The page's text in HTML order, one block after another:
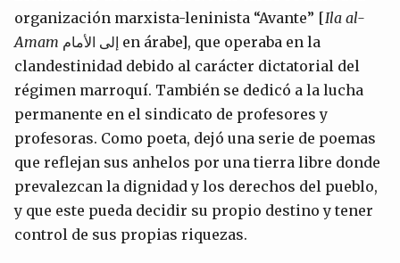
organización marxista-leninista “Avante” [Ila al-
Amam
clandestinidad debido al carácter dictatorial del
régimen marroquí. También se dedicó a la lucha
permanente en el sindicato de profesores y
profesoras. Como poeta, dejó una serie de poemas
que reflejan sus anhelos por una tierra libre donde
prevalezcan la dignidad y los derechos del pueblo,
y que este pueda decidir su propio destino y tener
control de sus propias riquezas.